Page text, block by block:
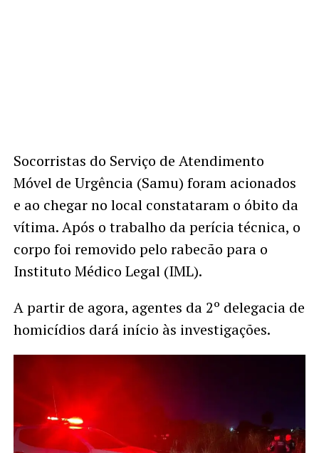
Socorristas do Serviço de Atendimento
Móvel de Urgência (Samu) foram acionados
e ao chegar no local constataram o óbito da
vítima. Após o trabalho da perícia técnica, o
corpo foi removido pelo rabecão para o
Instituto Médico Legal (IML).
A partir de agora, agentes da 2º delegacia de
homicídios dará início às investigações.